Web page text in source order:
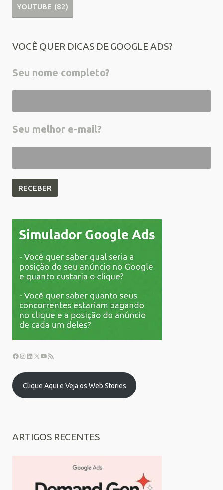
YOUTUBE (82)
VOCÊ QUER DICAS DE GOOGLE ADS?
Seu nome completo?
Seu melhor e-mail?
Clique Aqui e Veja os Web Stories
ARTIGOS RECENTES